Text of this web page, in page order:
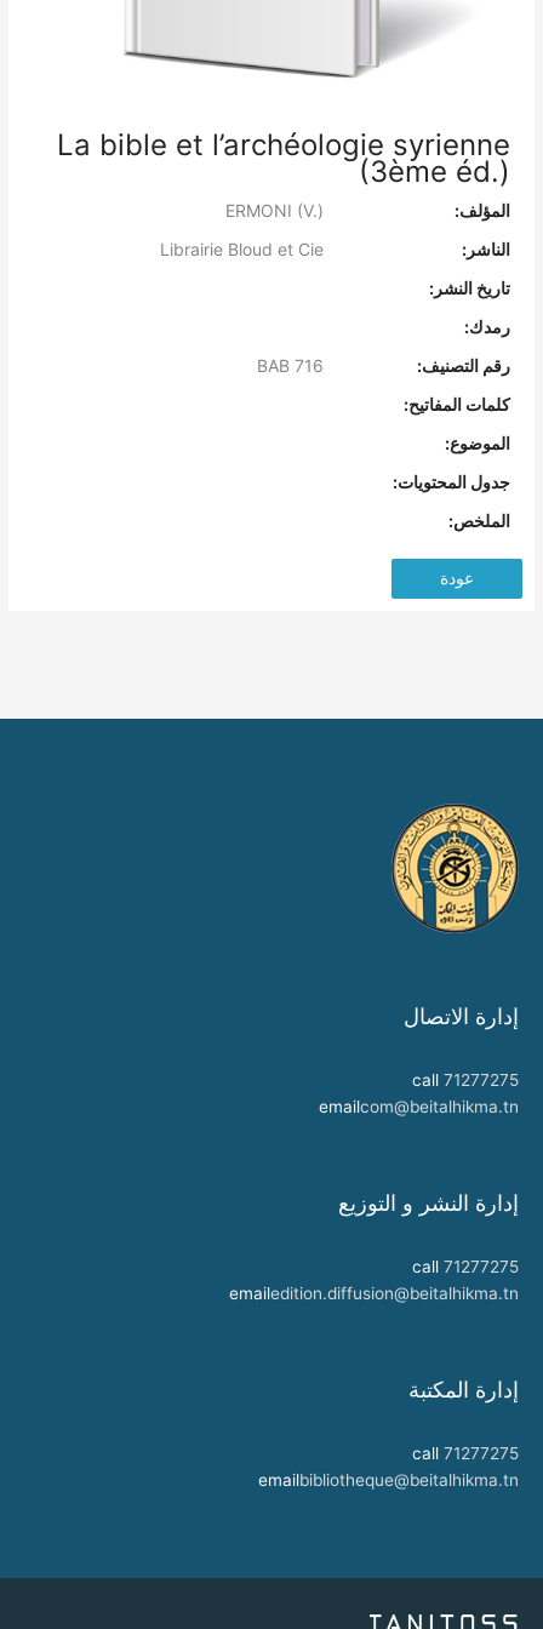
La bible et l’archéologie syrienne
(3ème éd.)
المؤلف:
الناشر:
Librairie Bloud et Cie
تاريخ النشر:
رمدك:
رقم التصنيف:
كلمات المفاتيح:
الموضوع:
جدول المحتويات:
الملخص:
عودة
إدارة الاتصال
call 71277275
emailcom@beitalhikma.tn
إدارة النشر و التوزيع
call 71277275
emailedition.diffusion@beitalhikma.tn
إدارة المكتبة
call 71277275
emailbibliotheque@beitalhikma.tn